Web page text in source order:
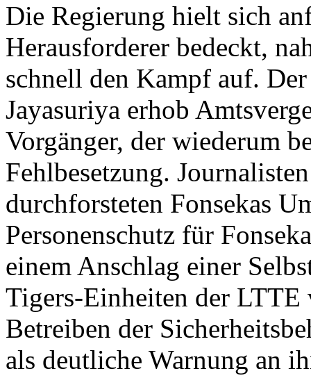
Die Regierung hielt sich
Herausforderer bedeckt,
schnell den Kampf auf.
Jayasuriya erhob
Vorgänger, der wiederum
Fehlbesetzung.
durchforsteten Fonsekas
Personenschutz für
einem Anschlag einer
Tigers-Einheiten der
Betreiben der
als deutliche Warnung an